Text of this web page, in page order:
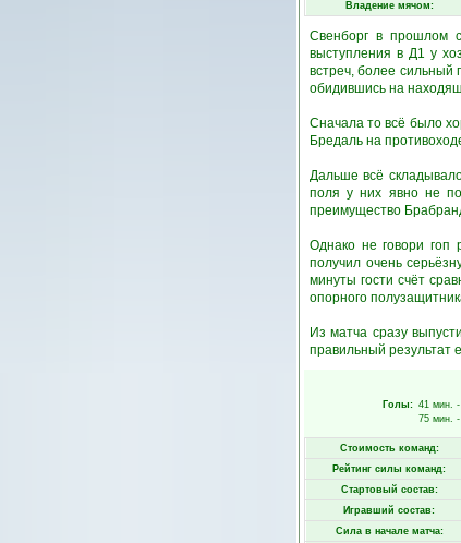
Владение мячом:
Свенборг в прошлом
выступления в Д1 у
встреч, более сильный
обидившись на
Сначала то всё было
Бредаль на
Дальше всё
поля у них явно не
преимущество
Однако не говори гоп
получил очень
минуты гости счёт
опорного
Из матча сразу
правильный результат
Голы: 41 мин.
75 мин.
Стоимость команд:
Рейтинг силы команд:
Стартовый состав:
Игравший состав:
Сила в начале матча: